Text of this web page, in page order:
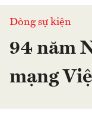
Dòng sự kiện
94 năm
mạng